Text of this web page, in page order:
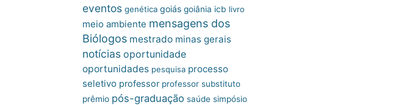
eventos genética goiás goiânia icb livro
meio ambiente mensagens dos
Biólogos mestrado minas gerais
notícias oportunidade
oportunidades pesquisa processo
seletivo professor professor substituto
prêmio pós-graduação saúde simpósio